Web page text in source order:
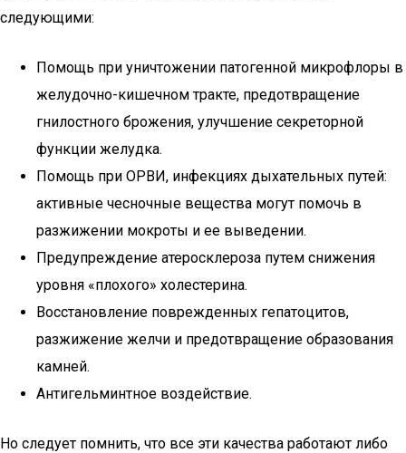
следующими:
Помощь при уничтожении патогенной микрофлоры в
желудочно-кишечном тракте, предотвращение
гнилостного брожения, улучшение секреторной
функции желудка.
Помощь при ОРВИ, инфекциях дыхательных путей:
активные чесночные вещества могут помочь в
разжижении мокроты и ее выведении.
Предупреждение атеросклероза путем снижения
уровня «плохого» холестерина.
Восстановление поврежденных гепатоцитов,
разжижение желчи и предотвращение образования
камней.
Антигельминтное воздействие.
Но следует помнить, что все эти качества работают либо